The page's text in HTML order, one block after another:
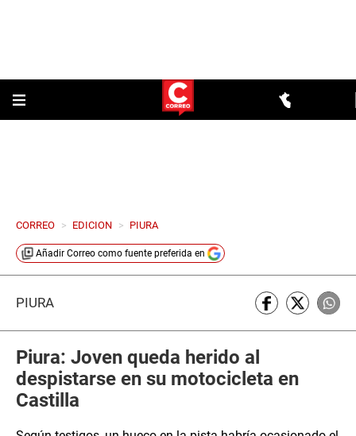
CORREO > EDICION > PIURA
Añadir Correo como fuente preferida en
PIURA
Piura: Joven queda herido al
despistarse en su motocicleta en
Castilla